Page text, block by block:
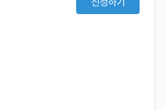
신청하기